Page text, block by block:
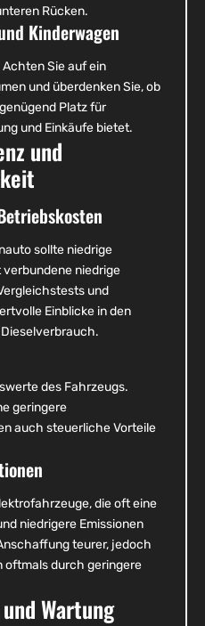
Rücken.
Kinderwagen
Sie auf ein
und überdenken Sie, ob
Platz für
und Einkäufe bietet.
und
sollte niedrige
niedrige
und
Einblicke in den
des Fahrzeugs.
geringere
auch steuerliche Vorteile
die oft eine
niedrigere Emissionen
teurer, jedoch
oftmals durch geringere
Wartung